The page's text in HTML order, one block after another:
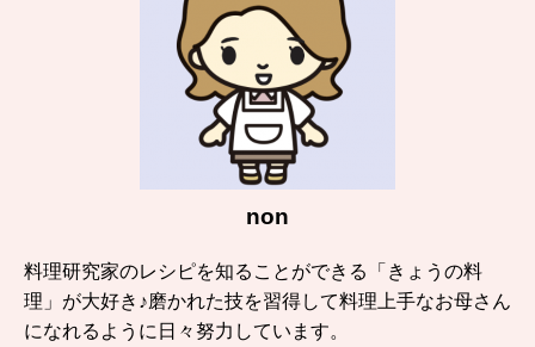
non
料理研究家のレシピを知ることができる「きょうの料
理」が大好き♪磨かれた技を習得して料理上手なお母さん
になれるように日々努力しています。